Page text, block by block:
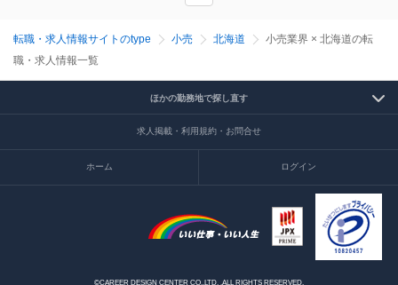
転職・求人情報サイトのtype 小売 北海道
小売業界 × 北海道の転
職・求人情報一覧
ほかの勤務地で探し直す
求人掲載・利用規約・お問合せ
ホーム ログイン
©CAREER DESIGN CENTER CO.,LTD. .ALL RIGHTS RESERVED.